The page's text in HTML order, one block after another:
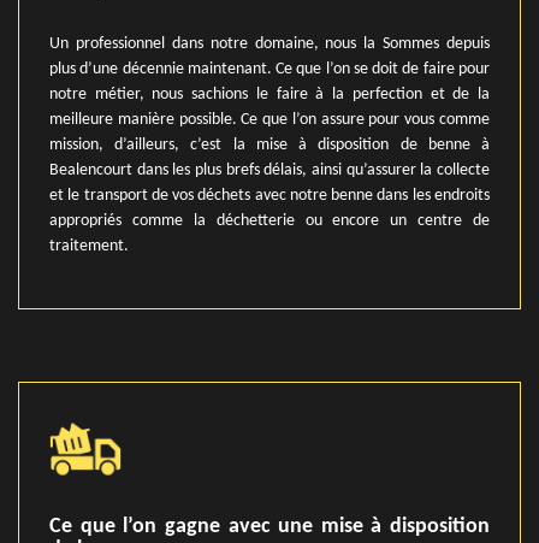
Un professionnel dans notre domaine, nous la Sommes depuis
plus d’une décennie maintenant. Ce que l’on se doit de faire pour
notre métier, nous sachions le faire à la perfection et de la
meilleure manière possible. Ce que l’on assure pour vous comme
mission, d’ailleurs, c’est la mise à disposition de benne à
Bealencourt dans les plus brefs délais, ainsi qu’assurer la collecte
et le transport de vos déchets avec notre benne dans les endroits
appropriés comme la déchetterie ou encore un centre de
traitement.
Ce que l’on gagne avec une mise à disposition